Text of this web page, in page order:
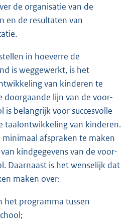
de organisatie van de
en de resultaten van
in hoeverre de
is weggewerkt, is het
van kinderen te
doorgaande lijn van de voor-
is belangrijk voor succesvolle
taalontwikkeling van kinderen.
afspraken te maken
kindgegevens van de voor-
Daarnaast is het wenselijk dat
maken over:
het programma tussen